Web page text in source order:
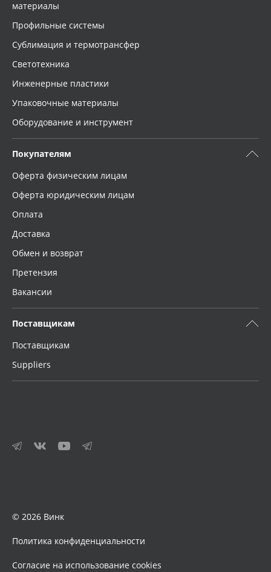
материалы
Профильные системы
Сублимация и термотрансфер
Светотехника
Инженерные пластики
Упаковочные материалы
Оборудование и инструмент
Покупателям
Оферта физическим лицам
Оферта юридическим лицам
Оплата
Доставка
Обмен и возврат
Претензия
Вакансии
Поставщикам
Поставщикам
Suppliers
© 2026 Винк
Политика конфиденциальности
Согласие на использование cookies